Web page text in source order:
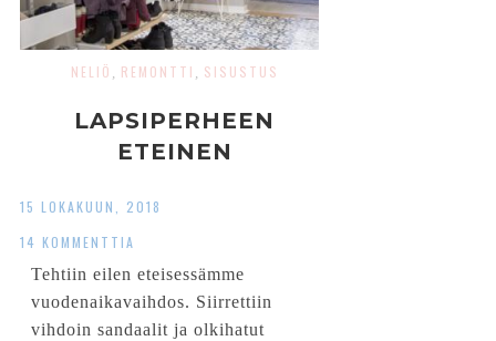
NELIÖ REMONTTI SISUSTUS
LAPSIPERHEEN
ETEINEN
15 LOKAKUUN, 2018
14 KOMMENTTIA
Tehtiin eilen eteisessämme
vuodenaikavaihdos. Siirrettiin
vihdoin sandaalit ja olkihatut